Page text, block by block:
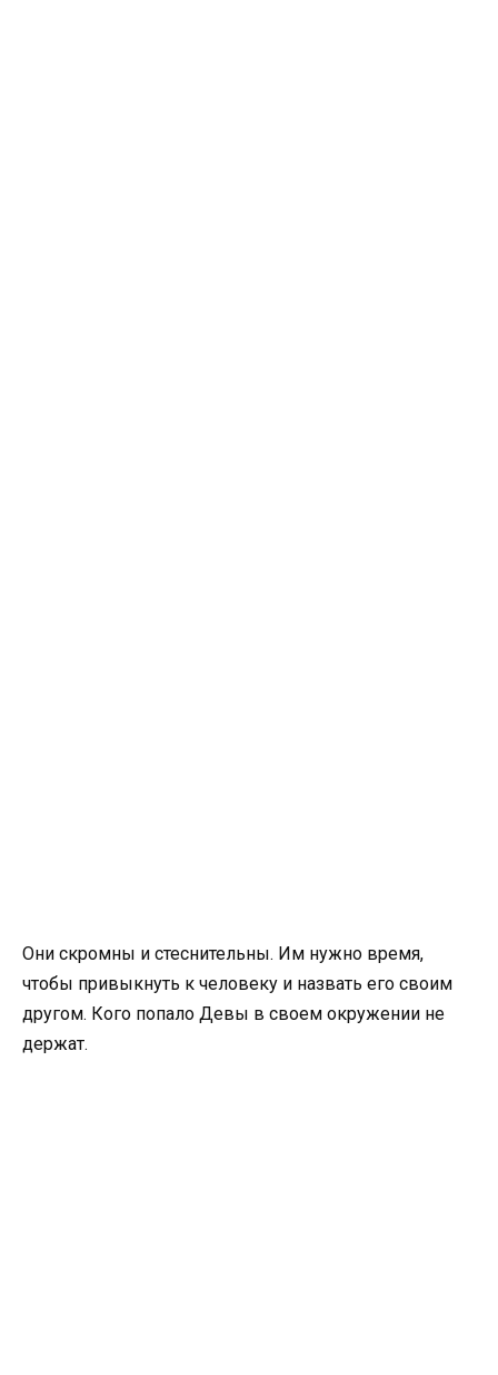
Они скромны и стеснительны. Им нужно время,
чтобы привыкнуть к человеку и назвать его своим
другом. Кого попало Девы в своем окружении не
держат.